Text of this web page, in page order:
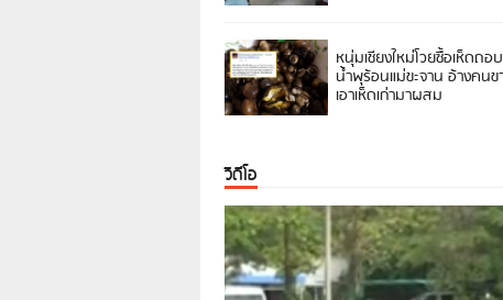
หนุ่มเชียงใหม่โวยซื้อเห็ดถอบ
น้ำพุร้อนแม่ขะจาน อ้างคนข
เอาเห็ดเก่ามาผสม
วิดีโอ